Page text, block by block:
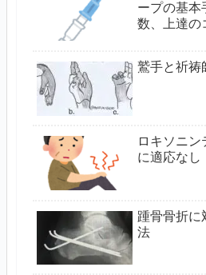
ープの基本
数、上達の
鷲手と祈祷
ロキソニン
に適応なし
踵骨骨折に
法